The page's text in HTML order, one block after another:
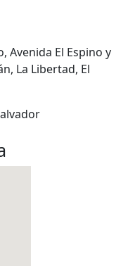
Avenida El Espino y
La Libertad, El